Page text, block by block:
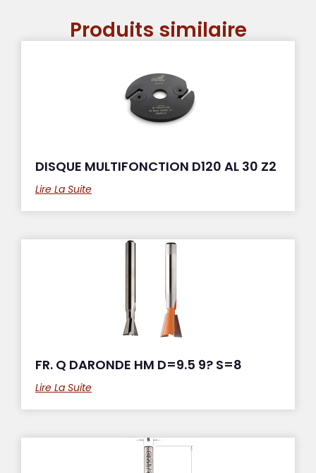
Produits similaire
DISQUE MULTIFONCTION D120 AL 30 Z2
Lire La Suite
FR. Q DARONDE HM D=9.5 9? S=8
Lire La Suite